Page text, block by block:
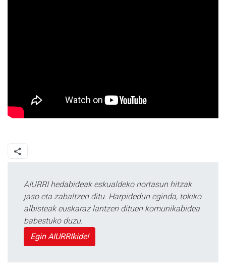
AIURRI hedabideak eskualdeko nortasun hitzak
jaso eta zabaltzen ditu. Harpidedun eginda, tokiko
albisteak euskaraz lantzen dituen komunikabidea
babestuko duzu.
Egin AIURRIkide!